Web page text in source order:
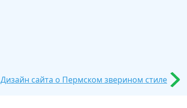
Дизайн сайта о Пермском зверином стиле